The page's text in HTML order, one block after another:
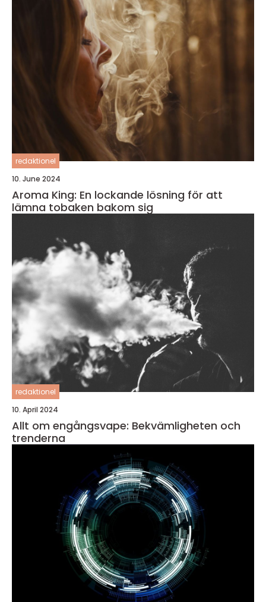
redaktionel
10. June 2024
Aroma King: En lockande lösning för att
lämna tobaken bakom sig
redaktionel
10. April 2024
Allt om engångsvape: Bekvämligheten och
trenderna